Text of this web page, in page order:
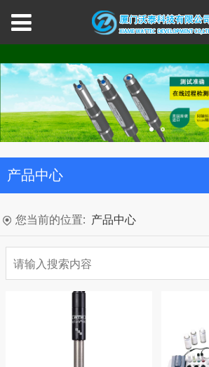
产品中心
您当前的位置: 产品中心